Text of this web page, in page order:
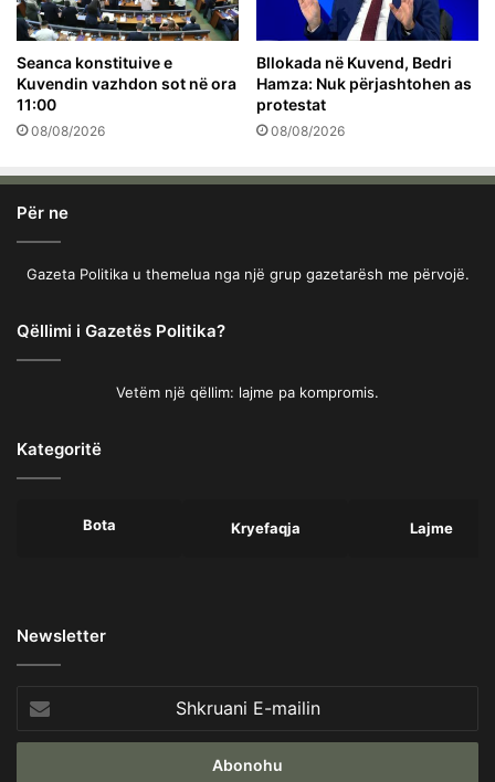
Seanca konstituive e
Kuvendin vazhdon sot në ora
11:00
08/08/2026
Bllokada në Kuvend, Bedri
Hamza: Nuk përjashtohen as
protestat
08/08/2026
Për ne
Gazeta Politika u themelua nga një grup gazetarësh me përvojë.
Qëllimi i Gazetës Politika?
Vetëm një qëllim: lajme pa kompromis.
Kategoritë
Bota Kryefaqja Lajme
Newsletter
E-
mailin